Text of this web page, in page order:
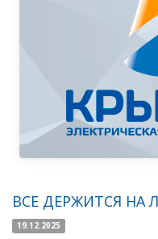
ВСЕ ДЕРЖИТСЯ НА
19.12.2025